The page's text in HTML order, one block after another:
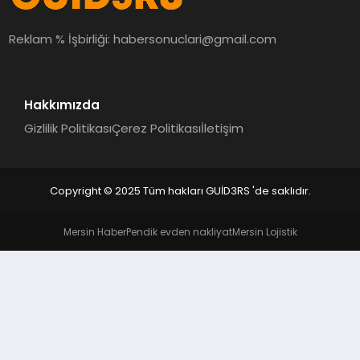
MAGAZIN
Reklam % İşbirliği:habersonuclari@gmail.com
Hakkımızda
Gizlilik PolitikasıÇerez Politikasıİletişim
Copyright © 2025 Tüm hakları GUİD3RS 'de saklıdır.
Mersin HaberPendik evden nakliyatMersin Lojistik